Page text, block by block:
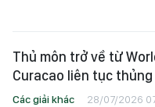
Thủ môn trở về từ
Curacao liên tục
Các giải khác 28/07/2026